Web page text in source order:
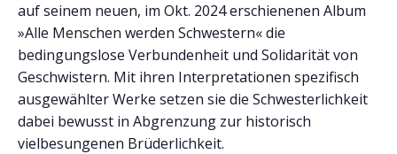
auf seinem neuen, im Okt. 2024 erschienenen Album
»Alle Menschen werden Schwestern« die
bedingungslose Verbundenheit und Solidarität von
Geschwistern. Mit ihren Interpretationen spezifisch
ausgewählter Werke setzen sie die Schwesterlichkeit
dabei bewusst in Abgrenzung zur historisch
vielbesungenen Brüderlichkeit.